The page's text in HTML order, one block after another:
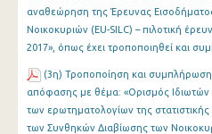
αναθεώρηση της Έρευνας
Νοικοκυριών (EU-SILC) – πιλοτική
2017», όπως έχει τροποποιηθεί και
(3η) Τροποποίηση και συμπλήρωση
απόφασης με θέμα: «Ορισμός
των ερωτηματολογίων της
των Συνθηκών Διαβίωσης των